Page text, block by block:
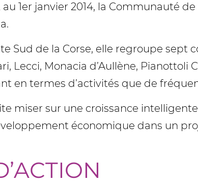
au 1er janvier 2014, la Communauté
Sud de la Corse, elle regroupe
Lecci, Monacia d’Aullène,
en termes d’activités que de
miser sur une croissance
économique dans un